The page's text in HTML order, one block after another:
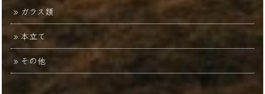
ガラス類
本立て
その他